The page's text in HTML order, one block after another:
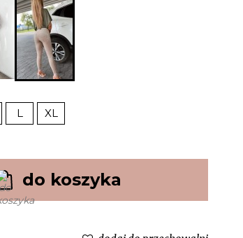
L XL
do koszyka